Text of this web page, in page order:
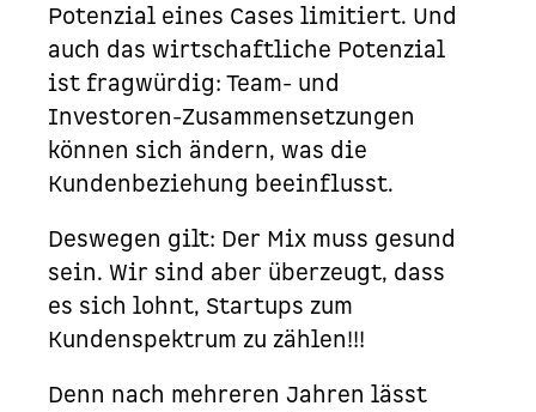
Potenzial eines Cases limitiert. Und
auch das wirtschaftliche Potenzial
ist fragwürdig: Team- und
Investoren-Zusammensetzungen
können sich ändern, was die
Kundenbeziehung beeinflusst.
Deswegen gilt: Der Mix muss gesund
sein. Wir sind aber überzeugt, dass
es sich lohnt, Startups zum
Kundenspektrum zu zählen!!!
Denn nach mehreren Jahren lässt